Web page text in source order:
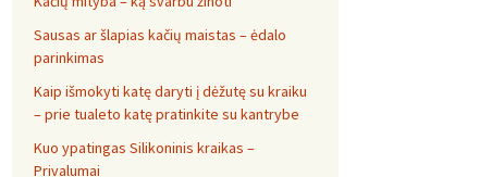
Sausas ar šlapias kačių maistas – ėdalo
parinkimas
Kaip išmokyti katę daryti į dėžutę su kraiku
– prie tualeto katę pratinkite su kantrybe
Kuo ypatingas Silikoninis kraikas –
Privalumai